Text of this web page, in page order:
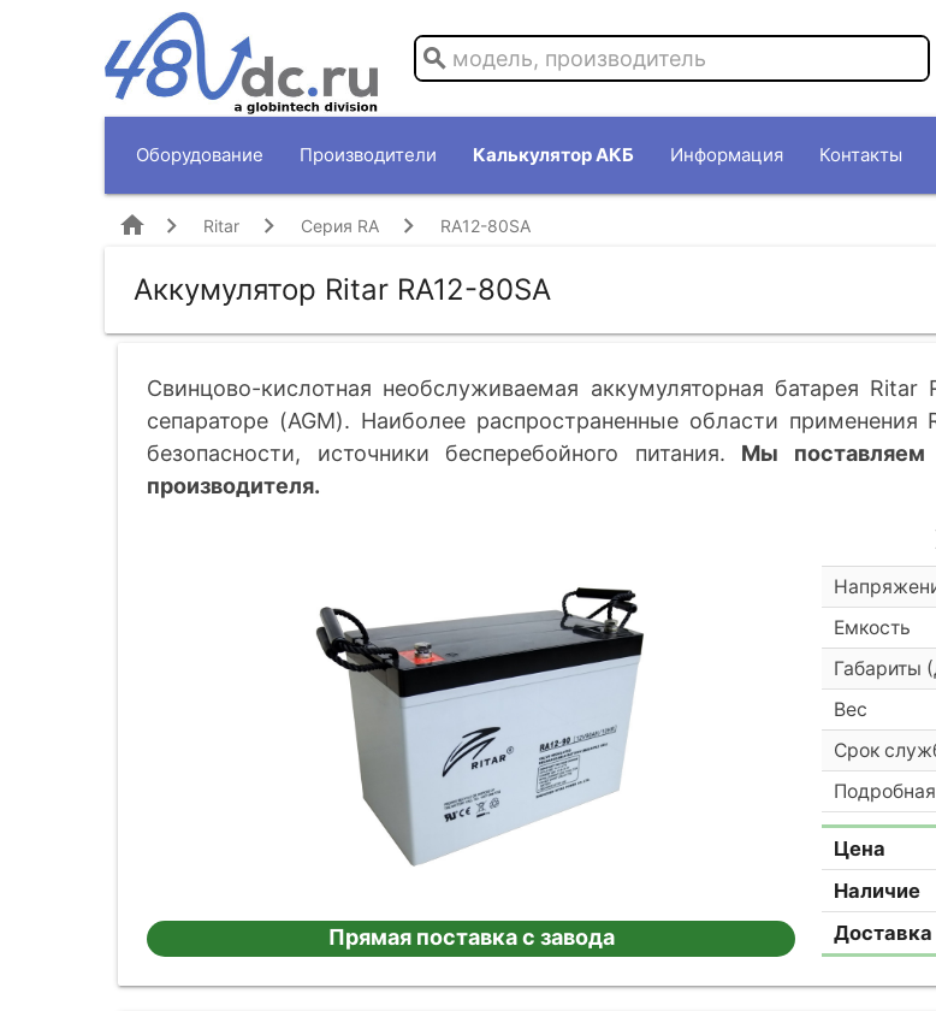
search
Оборудование Производители Калькулятор АКБ Информация Контакты
home Ritar Серия RA RA12-80SA
Аккумулятор Ritar RA12-80SA
Свинцово-кислотная необслуживаемая аккумуляторная батарея
сепараторе (AGM). Наиболее распространенные области
безопасности, источники бесперебойного питания.
Мы поставляем
производителя.
Прямая поставка с завода
Емкость
Габариты
Вес
Срок
Цена
Наличие
Доставка